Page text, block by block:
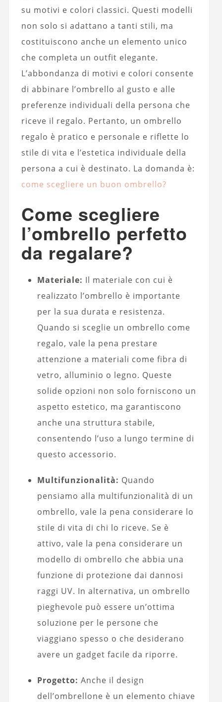
su motivi e colori classici. Questi modelli
non solo si adattano a tanti stili, ma
costituiscono anche un elemento unico
che completa un outfit elegante.
L’abbondanza di motivi e colori consente
di abbinare l’ombrello al gusto e alle
preferenze individuali della persona che
riceve il regalo. Pertanto, un ombrello
regalo è pratico e personale e riflette lo
stile di vita e l’estetica individuale della
persona a cui è destinato. La domanda è:
come scegliere un buon ombrello?
Come scegliere
l’ombrello perfetto
da regalare?
Materiale: Il materiale con cui è
realizzato l’ombrello è importante
per la sua durata e resistenza.
Quando si sceglie un ombrello come
regalo, vale la pena prestare
attenzione a materiali come fibra di
vetro, alluminio o legno. Queste
solide opzioni non solo forniscono un
aspetto estetico, ma garantiscono
anche una struttura stabile,
consentendo l’uso a lungo termine di
questo accessorio.
Multifunzionalità: Quando
pensiamo alla multifunzionalità di un
ombrello, vale la pena considerare lo
stile di vita di chi lo riceve. Se è
attivo, vale la pena considerare un
modello di ombrello che abbia una
funzione di protezione dai dannosi
raggi UV. In alternativa, un ombrello
pieghevole può essere un’ottima
soluzione per le persone che
viaggiano spesso o che desiderano
avere un gadget facile da riporre.
Progetto: Anche il design
dell’ombrellone è un elemento chiave